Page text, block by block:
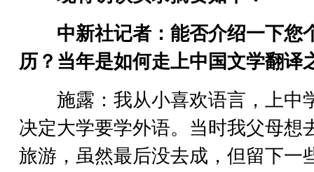
中新社记者：能否介绍一下您
历？当年是如何走上中国文学翻译
施露：我从小喜欢语言，上中
决定大学要学外语。当时我父母想
旅游，虽然最后没去成，但留下一